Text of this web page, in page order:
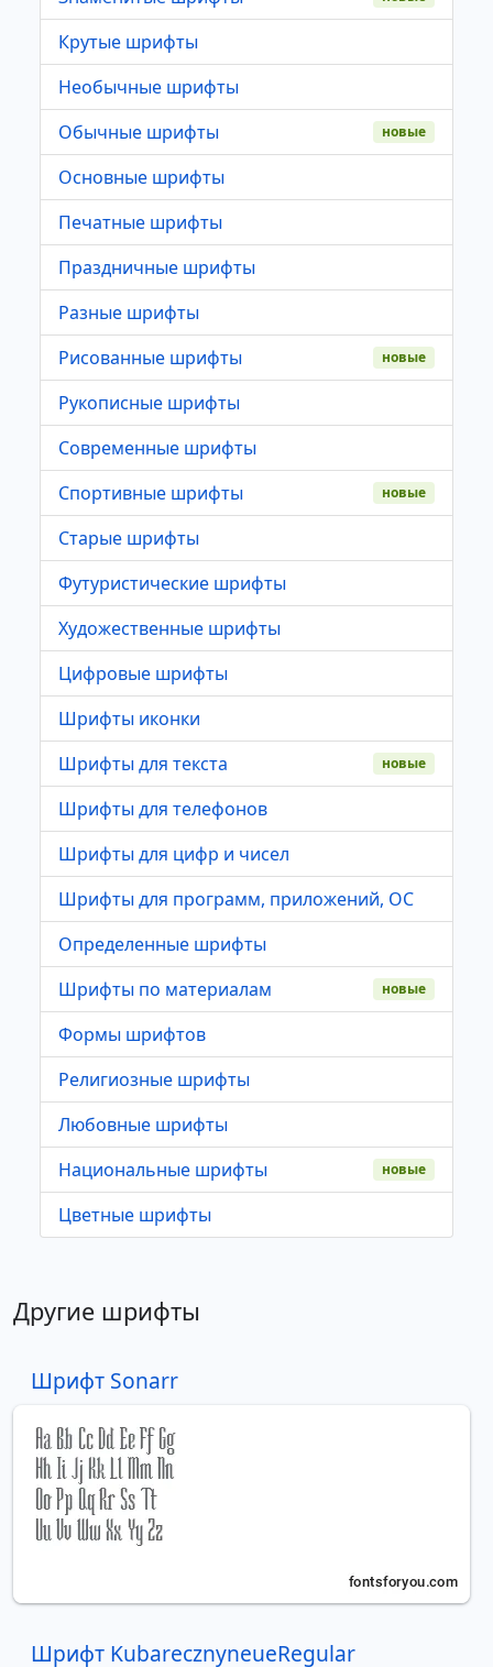
Крутые шрифты
Необычные шрифты
Обычные шрифты
новые
Основные шрифты
Печатные шрифты
Праздничные шрифты
Разные шрифты
Рисованные шрифты
новые
Рукописные шрифты
Современные шрифты
Спортивные шрифты
новые
Старые шрифты
Футуристические шрифты
Художественные шрифты
Цифровые шрифты
Шрифты иконки
Шрифты для текста
новые
Шрифты для телефонов
Шрифты для цифр и чисел
Шрифты для программ, приложений, ОС
Определенные шрифты
Шрифты по материалам
новые
Формы шрифтов
Религиозные шрифты
Любовные шрифты
Национальные шрифты
новые
Цветные шрифты
Другие шрифты
Шрифт Sonarr
Шрифт KubarecznyneueRegular